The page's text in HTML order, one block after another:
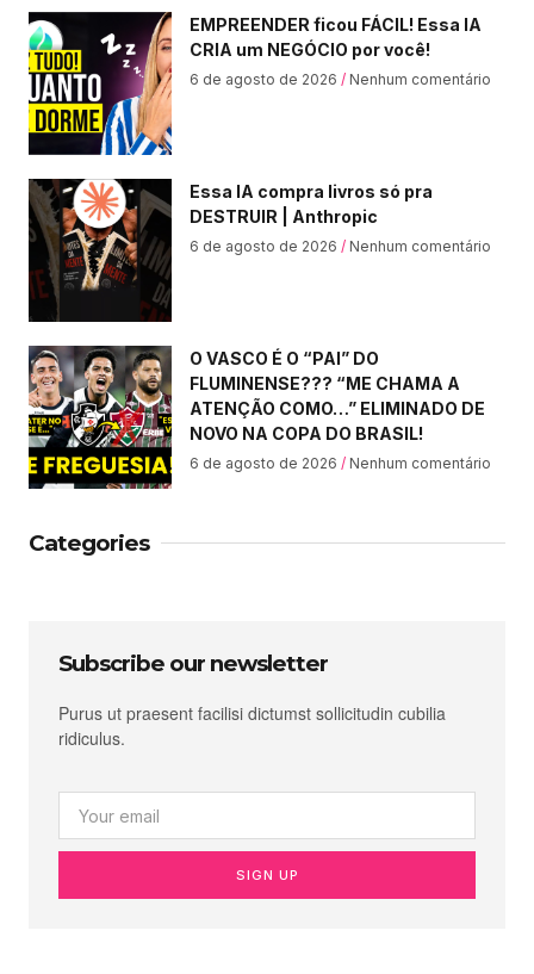
EMPREENDER ficou FÁCIL! Essa IA
CRIA um NEGÓCIO por você!
6 de agosto de 2026 Nenhum comentário
Essa IA compra livros só pra
DESTRUIR | Anthropic
6 de agosto de 2026 Nenhum comentário
O VASCO É O “PAI” DO
FLUMINENSE??? “ME CHAMA A
ATENÇÃO COMO…” ELIMINADO DE
NOVO NA COPA DO BRASIL!
6 de agosto de 2026 Nenhum comentário
Categories
Subscribe our newsletter
Purus ut praesent facilisi dictumst sollicitudin cubilia
ridiculus.
SIGN UP